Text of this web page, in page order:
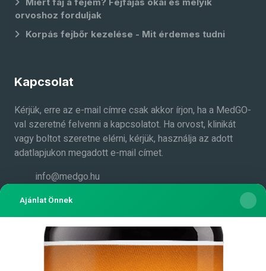
Ajánlat Önnek
orvoshoz forduljak
Korpás fejbőr kezelése - Mit érdemes tudni
Kapcsolat
Kérjük, erre az e-mail címre csak akkor írjon, ha a MedGO-
val szeretné felvenni a kapcsolatot. Ha orvost, klinikát
vagy boltot szeretne elérni, kérjük, használja az adott
adatlapjukon megadott e-mail címet.
info@medgo.hu
Medgo.hu a Facebook-on
MedGO